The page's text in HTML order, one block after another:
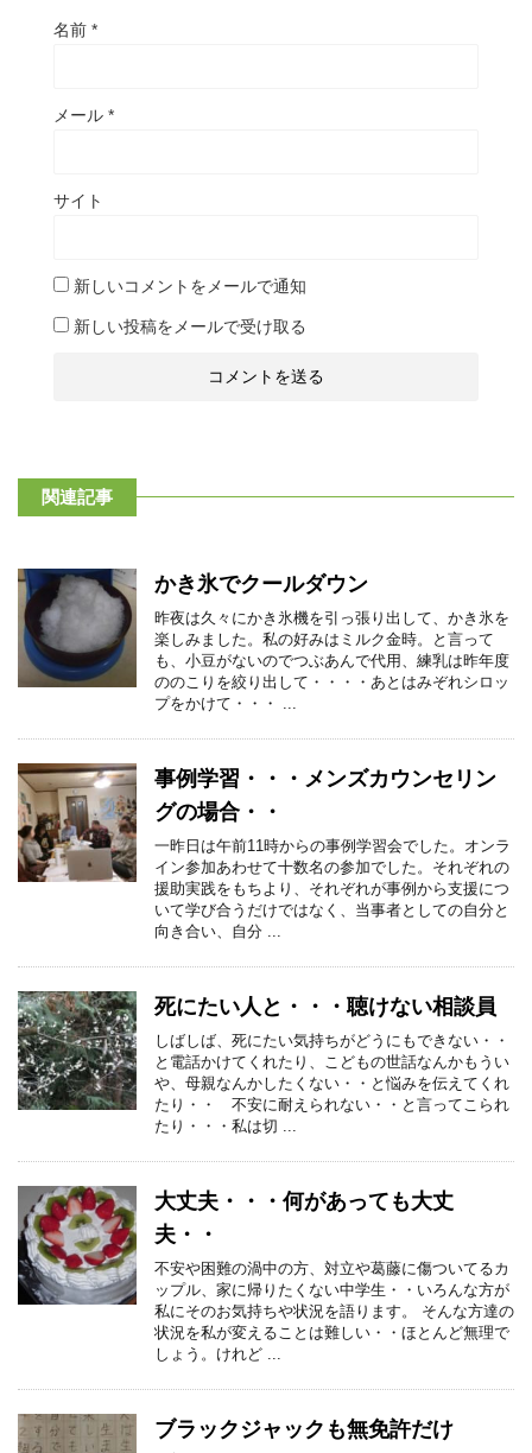
名前 *
メール *
サイト
新しいコメントをメールで通知
新しい投稿をメールで受け取る
関連記事
かき氷でクールダウン
昨夜は久々にかき氷機を引っ張り出して、かき氷を
楽しみました。私の好みはミルク金時。と言って
も、小豆がないのでつぶあんで代用、練乳は昨年度
ののこりを絞り出して・・・・あとはみぞれシロッ
プをかけて・・・ ...
事例学習・・・メンズカウンセリン
グの場合・・
一昨日は午前11時からの事例学習会でした。オンラ
イン参加あわせて十数名の参加でした。それぞれの
援助実践をもちより、それぞれが事例から支援につ
いて学び合うだけではなく、当事者としての自分と
向き合い、自分 ...
死にたい人と・・・聴けない相談員
しばしば、死にたい気持ちがどうにもできない・・
と電話かけてくれたり、こどもの世話なんかもうい
や、母親なんかしたくない・・と悩みを伝えてくれ
たり・・ 不安に耐えられない・・と言ってこられ
たり・・・私は切 ...
大丈夫・・・何があっても大丈
夫・・
不安や困難の渦中の方、対立や葛藤に傷ついてるカ
ップル、家に帰りたくない中学生・・いろんな方が
私にそのお気持ちや状況を語ります。 そんな方達の
状況を私が変えることは難しい・・ほとんど無理で
しょう。けれど ...
ブラックジャックも無免許だけ